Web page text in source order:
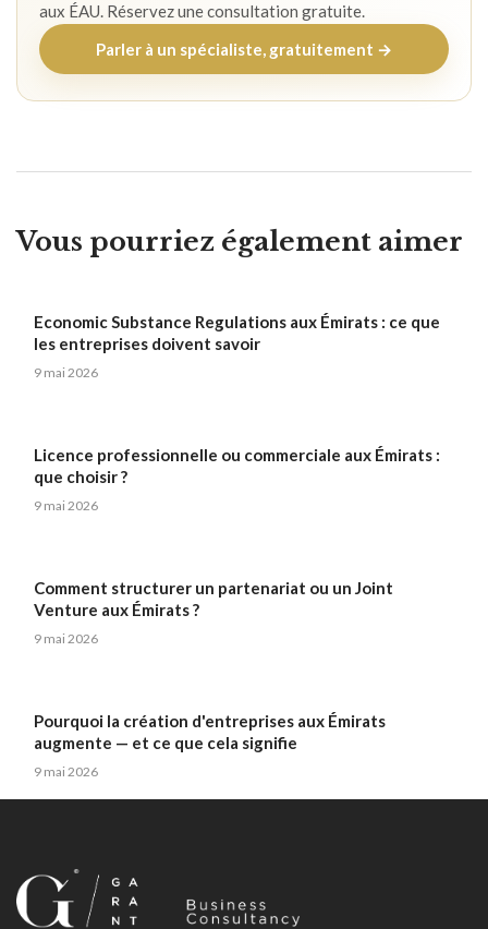
aux ÉAU. Réservez une consultation gratuite.
Parler à un spécialiste, gratuitement →
Vous pourriez également aimer
Economic Substance Regulations aux Émirats : ce que
les entreprises doivent savoir
9 mai 2026
Licence professionnelle ou commerciale aux Émirats :
que choisir ?
9 mai 2026
Comment structurer un partenariat ou un Joint
Venture aux Émirats ?
9 mai 2026
Pourquoi la création d'entreprises aux Émirats
augmente — et ce que cela signifie
9 mai 2026